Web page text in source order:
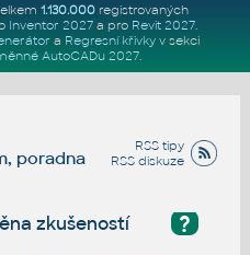
1.130.000registrovaných
Inventor 2027a pro Revit 2027.
a Regresní křivkyv sekci
AutoCADu 2027.
RSS tipy
RSS diskuze
poradna
?
zkušeností